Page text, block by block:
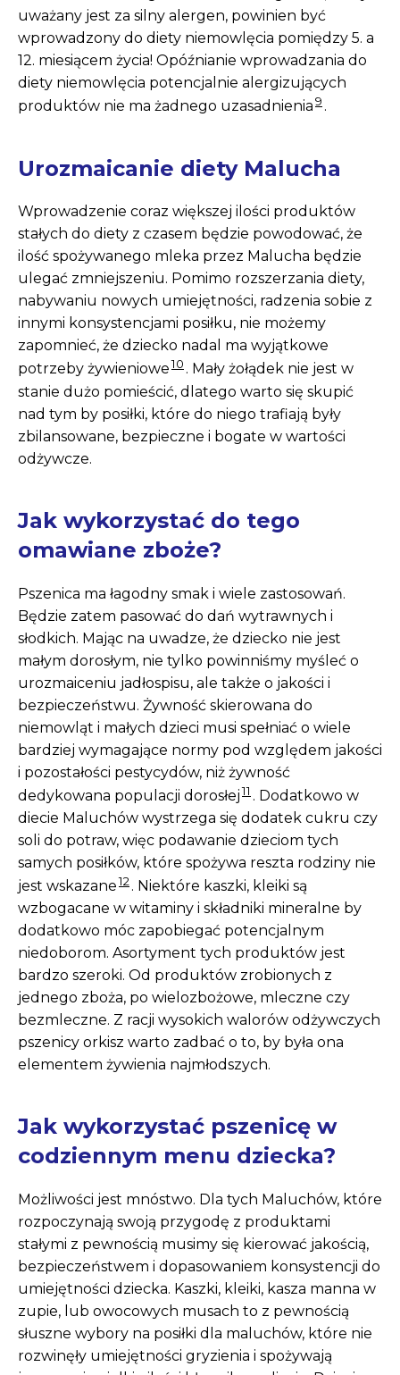
uważany jest za silny alergen, powinien być
wprowadzony do diety niemowlęcia pomiędzy 5. a
12. miesiącem życia! Opóźnianie wprowadzania do
diety niemowlęcia potencjalnie alergizujących
produktów nie ma żadnego uzasadnienia9 .
Urozmaicanie diety Malucha
Wprowadzenie coraz większej ilości produktów
stałych do diety z czasem będzie powodować, że
ilość spożywanego mleka przez Malucha będzie
ulegać zmniejszeniu. Pomimo rozszerzania diety,
nabywaniu nowych umiejętności, radzenia sobie z
innymi konsystencjami posiłku, nie możemy
zapomnieć, że dziecko nadal ma wyjątkowe
potrzeby żywieniowe10 . Mały żołądek nie jest w
stanie dużo pomieścić, dlatego warto się skupić
nad tym by posiłki, które do niego trafiają były
zbilansowane, bezpieczne i bogate w wartości
odżywcze.
Jak wykorzystać do tego
omawiane zboże?
Pszenica ma łagodny smak i wiele zastosowań.
Będzie zatem pasować do dań wytrawnych i
słodkich. Mając na uwadze, że dziecko nie jest
małym dorosłym, nie tylko powinniśmy myśleć o
urozmaiceniu jadłospisu, ale także o jakości i
bezpieczeństwu. Żywność skierowana do
niemowląt i małych dzieci musi spełniać o wiele
bardziej wymagające normy pod względem jakości
i pozostałości pestycydów, niż żywność
dedykowana populacji dorosłej11 . Dodatkowo w
diecie Maluchów wystrzega się dodatek cukru czy
soli do potraw, więc podawanie dzieciom tych
samych posiłków, które spożywa reszta rodziny nie
jest wskazane12 . Niektóre kaszki, kleiki są
wzbogacane w witaminy i składniki mineralne by
dodatkowo móc zapobiegać potencjalnym
niedoborom. Asortyment tych produktów jest
bardzo szeroki. Od produktów zrobionych z
jednego zboża, po wielozbożowe, mleczne czy
bezmleczne. Z racji wysokich walorów odżywczych
pszenicy orkisz warto zadbać o to, by była ona
elementem żywienia najmłodszych.
Jak wykorzystać pszenicę w
codziennym menu dziecka?
Możliwości jest mnóstwo. Dla tych Maluchów, które
rozpoczynają swoją przygodę z produktami
stałymi z pewnością musimy się kierować jakością,
bezpieczeństwem i dopasowaniem konsystencji do
umiejętności dziecka. Kaszki, kleiki, kasza manna w
zupie, lub owocowych musach to z pewnością
słuszne wybory na posiłki dla maluchów, które nie
rozwinęły umiejętności gryzienia i spożywają